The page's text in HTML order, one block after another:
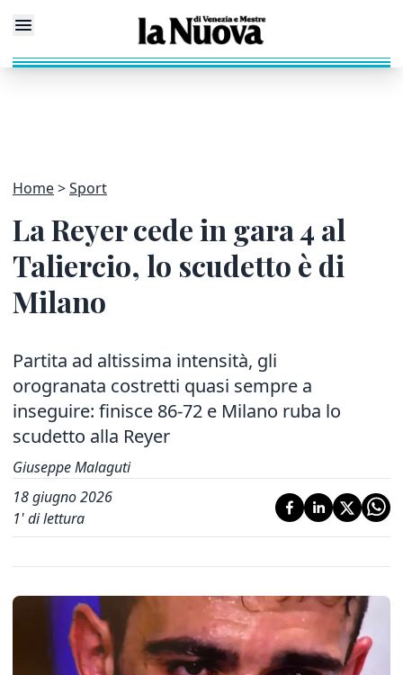
Home Sport
La Reyer cede in gara 4 al
Taliercio, lo scudetto è di
Milano
Partita ad altissima intensità, gli
orogranata costretti quasi sempre a
inseguire: finisce 86-72 e Milano ruba lo
scudetto alla Reyer
Giuseppe Malaguti
18 giugno 2026
1' di lettura